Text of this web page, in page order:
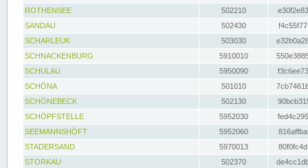
ROTHENSEE
502210
SANDAU
502430
SCHARLEUK
503030
SCHNACKENBURG
5910010
SCHULAU
5950090
SCHÖNA
501010
SCHÖNEBECK
502130
SCHÖPFSTELLE
5952030
SEEMANNSHÖFT
5952060
STADERSAND
5970013
STORKAU
502370